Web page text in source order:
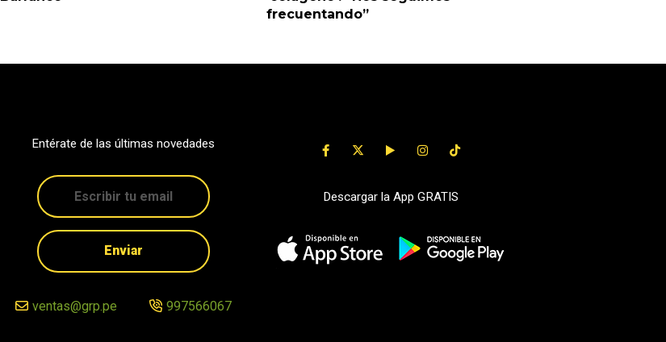
frecuentando”
Entérate de las últimas novedades
Enviar
ventas@grp.pe 997566067
Descargar la App GRATIS